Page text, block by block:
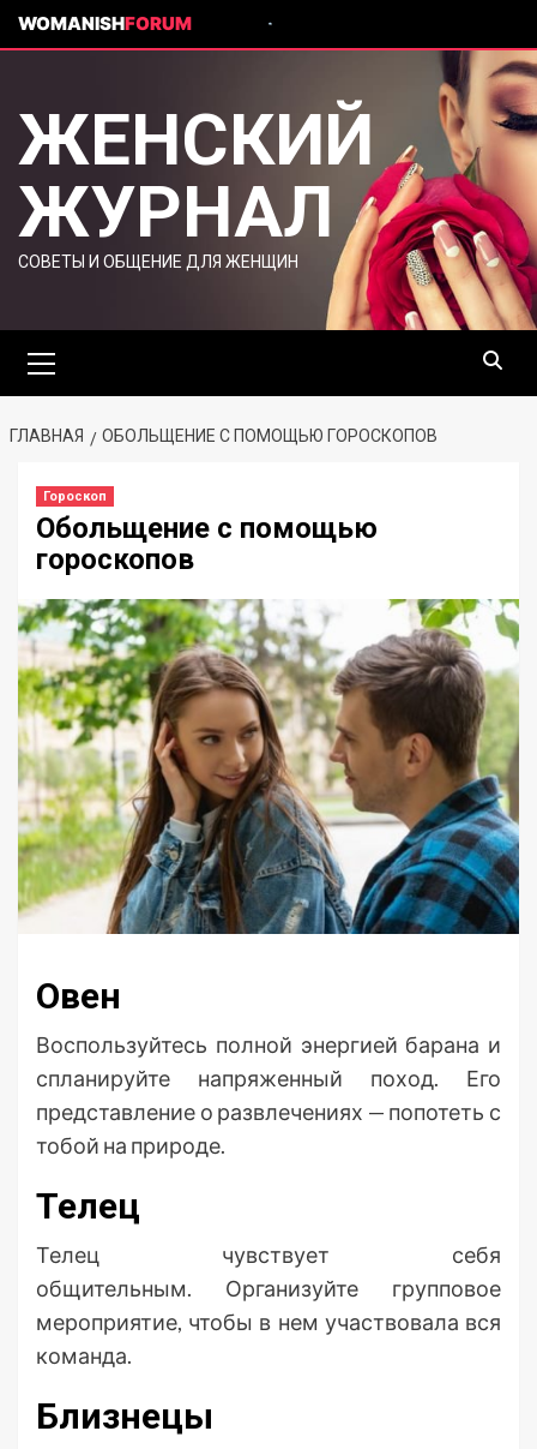
WOMANISHFORUM
ЖЕНСКИЙ
ЖУРНАЛ
СОВЕТЫ И ОБЩЕНИЕ ДЛЯ ЖЕНЩИН
ГЛАВНАЯ ОБОЛЬЩЕНИЕ С ПОМОЩЬЮ ГОРОСКОПОВ
Гороскоп
Обольщение с помощью
гороскопов
Овен
Воспользуйтесь полной энергией барана и
спланируйте напряженный поход. Его
представление о развлечениях — попотеть с
тобой на природе.
Телец
Телец чувствует себя
общительным. Организуйте групповое
мероприятие, чтобы в нем участвовала вся
команда.
Близнецы